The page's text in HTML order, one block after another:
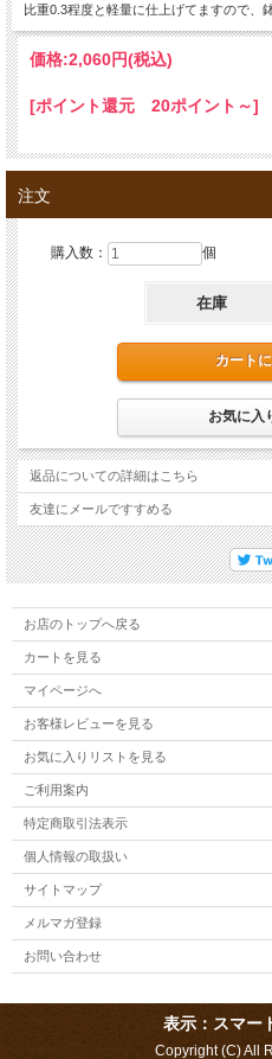
比重0.3程度と軽量に仕上げてますので、
価格:2,060円(税込)
[ポイント還元 20ポイント～]
注文
購入数： 個
在庫
返品についての詳細はこちら
友達にメールですすめる
お店のトップへ戻る
カートを見る
マイページへ
お客様レビューを見る
お気に入りリストを見る
ご利用案内
特定商取引法表示
個人情報の取扱い
サイトマップ
メルマガ登録
お問い合わせ
表示：スマー
Copyright (C) All